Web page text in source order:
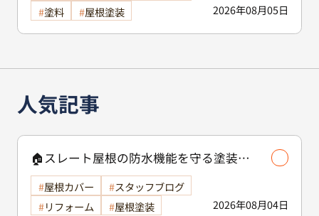
2026年08月05日
塗料
屋根塗装
人気記事
🏠スレート屋根の防水機能を守る塗装の
役割🏠/屋根塗装
2026年08月04日
屋根カバー
スタッフブログ
リフォーム
屋根塗装